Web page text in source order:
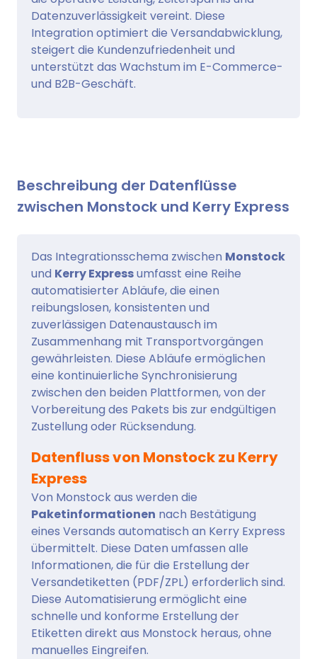
Datenzuverlässigkeit vereint. Diese
Integration optimiert die Versandabwicklung,
steigert die Kundenzufriedenheit und
unterstützt das Wachstum im E-Commerce-
und B2B-Geschäft.
Beschreibung der Datenflüsse
zwischen Monstock und Kerry Express
Das Integrationsschema zwischen Monstock
und Kerry Expressumfasst eine Reihe
automatisierter Abläufe, die einen
reibungslosen, konsistenten und
zuverlässigen Datenaustausch im
Zusammenhang mit Transportvorgängen
gewährleisten. Diese Abläufe ermöglichen
eine kontinuierliche Synchronisierung
zwischen den beiden Plattformen, von der
Vorbereitung des Pakets bis zur endgültigen
Zustellung oder Rücksendung.
Datenfluss von Monstock zu Kerry
Express
Von Monstock aus werden die
Paketinformationen nach Bestätigung
eines Versands automatisch an Kerry Express
übermittelt. Diese Daten umfassen alle
Informationen, die für die Erstellung der
Versandetiketten (PDF/ZPL) erforderlich sind.
Diese Automatisierung ermöglicht eine
schnelle und konforme Erstellung der
Etiketten direkt aus Monstock heraus, ohne
manuelles Eingreifen.